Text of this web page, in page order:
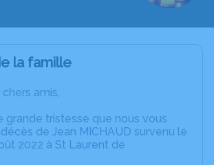
la famille
amis,
grande tristesse que nous vous
de Jean MICHAUD survenu le
2022 à St Laurent de